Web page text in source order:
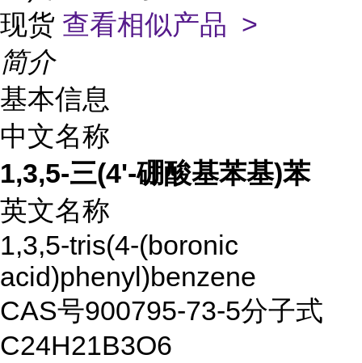
现货 查看相似产品 >
简介
基本信息
中文名称
1,3,5-三(4'-硼酸基苯基)苯
英文名称
1,3,5-tris(4-(boronic
acid)phenyl)benzene
CAS号900795-73-5分子式
C24H21B3O6